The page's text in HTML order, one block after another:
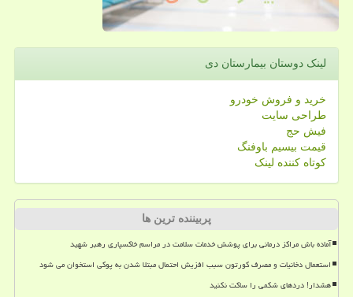
لینک دوستان بیمارستان دی
خرید و فروش خودرو
طراحی سایت
فیش حج
قیمت بیسیم باوفنگ
کوتاه کننده لینک
پربیننده ترین ها
آماده باش مراکز درمانی برای پوشش خدمات سلامت در مراسم خاکسپاری رهبر شهید
استعمال دخانیات و مصرف کورتون سبب افزیش احتمال مبتلا شدن به پوکی استخوان می شود
هشدار! دردهای شکمی را ساکت نکنید